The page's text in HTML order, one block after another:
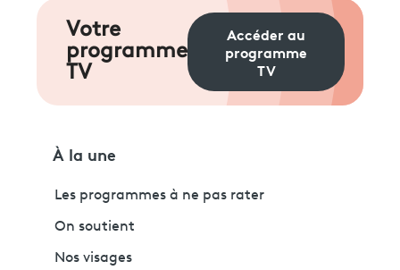
Votre
programme
TV
Accéder au
programme
TV
À la une
Les programmes à ne pas rater
On soutient
Nos visages